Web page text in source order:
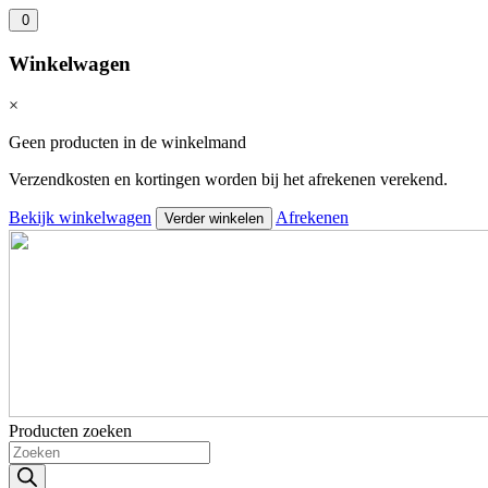
0
Winkelwagen
×
Geen producten in de winkelmand
Verzendkosten en kortingen worden bij het afrekenen verekend.
Bekijk winkelwagen Verder winkelen Afrekenen
Producten zoeken